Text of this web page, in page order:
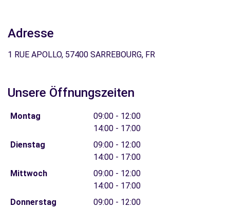
Adresse
1 RUE APOLLO, 57400 SARREBOURG, FR
Unsere Öffnungszeiten
Montag
09:00 - 12:00
14:00 - 17:00
Dienstag
09:00 - 12:00
14:00 - 17:00
Mittwoch
09:00 - 12:00
14:00 - 17:00
Donnerstag
09:00 - 12:00